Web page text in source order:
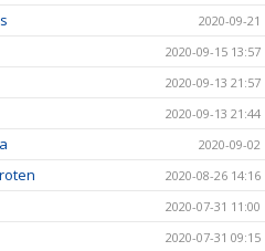
2020-09-21
2020-09-15 13:57
2020-09-13 21:57
2020-09-13 21:44
2020-09-02
2020-08-26 14:16
2020-07-31 11:00
2020-07-31 09:15